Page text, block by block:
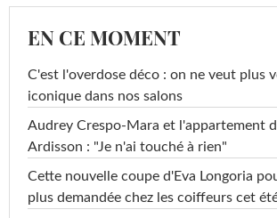
EN CE MOMENT
C'est l'overdose déco : on ne veut plus
iconique dans nos salons
Audrey Crespo-Mara et l'appartement
Ardisson : "Je n'ai touché à rien"
Cette nouvelle coupe d'Eva Longoria
plus demandée chez les coiffeurs cet